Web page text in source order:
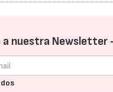
a nuestra Newsletter